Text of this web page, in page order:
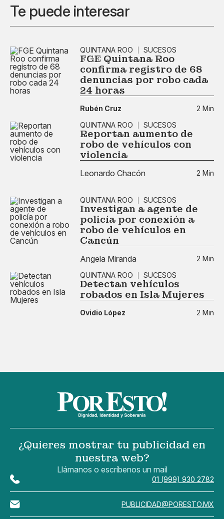
Te puede interesar
QUINTANA ROO SUCESOS
FGE Quintana Roo
confirma registro de 68
denuncias por robo cada
24 horas
Rubén Cruz
2 Min
QUINTANA ROO
SUCESOS
Reportan aumento de
robo de vehículos con
violencia
Leonardo Chacón 2 Min
QUINTANA ROO SUCESOS
Investigan a agente de
policía por conexión a
robo de vehículos en
Cancún
Angela Miranda
2 Min
QUINTANA ROO
SUCESOS
Detectan vehículos
robados en Isla Mujeres
Ovidio López 2 Min
¿Quieres mostrar tu publicidad en
nuestra web?
Llámanos o escríbenos un mail
01 (999) 930 2782
PUBLICIDAD@PORESTO.MX